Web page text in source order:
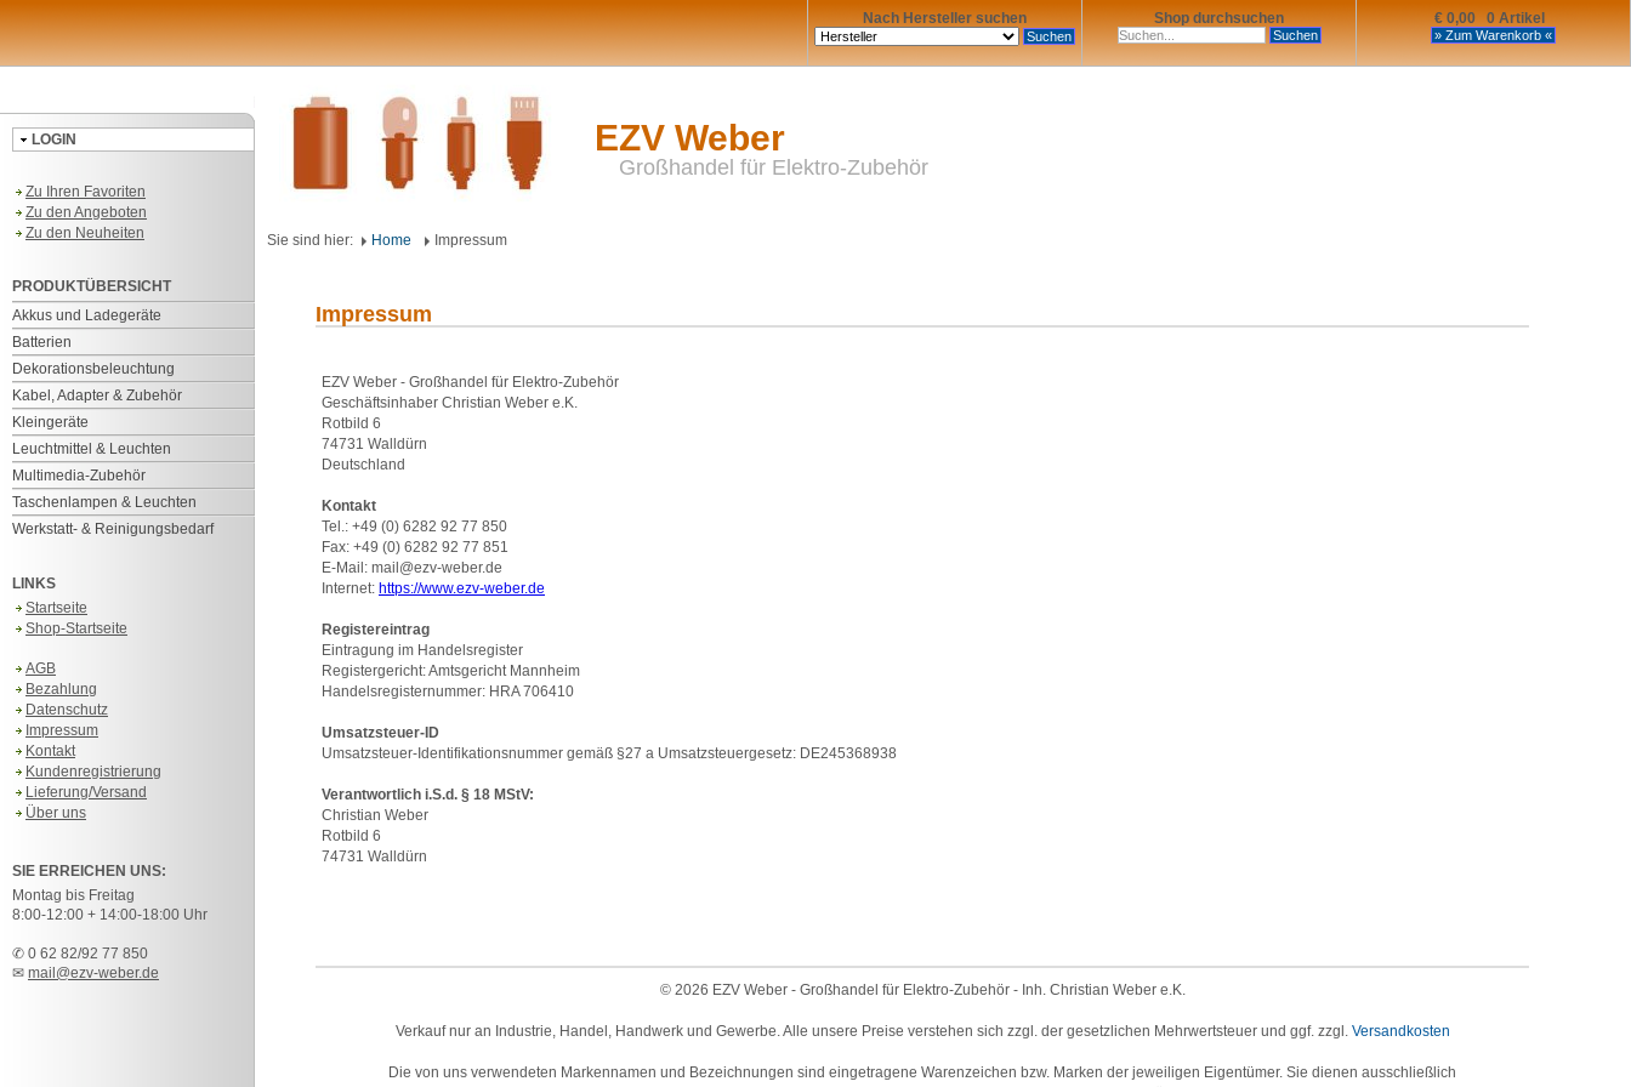
€ 0,00 0 Artikel
Shop durchsuchen
Nach Hersteller suchen
LOGIN
Zu Ihren Favoriten
Zu den Angeboten
Zu den Neuheiten
PRODUKTÜBERSICHT
Akkus und Ladegeräte
Batterien
Dekorationsbeleuchtung
Kabel, Adapter & Zubehör
Kleingeräte
Leuchtmittel & Leuchten
Multimedia-Zubehör
Taschenlampen & Leuchten
Werkstatt- & Reinigungsbedarf
LINKS
Startseite
Shop-Startseite
AGB
Bezahlung
Datenschutz
Impressum
Kontakt
Kundenregistrierung
Lieferung/Versand
Über uns
SIE ERREICHEN UNS:
Montag bis Freitag
8:00-12:00 + 14:00-18:00 Uhr
✆ 0 62 82/92 77 850
✉ mail@ezv-weber.de
EZV Weber
Großhandel für Elektro-Zubehör
Sie sind hier: Home Impressum
Impressum
EZV Weber - Großhandel für Elektro-Zubehör
Geschäftsinhaber Christian Weber e.K.
Rotbild 6
74731 Walldürn
Deutschland
Kontakt
Tel.: +49 (0) 6282 92 77 850
Fax: +49 (0) 6282 92 77 851
E-Mail: mail @ezv-weber.de
Internet: https://www.ezv-weber.de
Registereintrag
Eintragung im Handelsregister
Registergericht: Amtsgericht Mannheim
Handelsregisternummer: HRA 706410
Umsatzsteuer-ID
Umsatzsteuer-Identifikationsnummer gemäß §27 a Umsatzsteuergesetz: DE245368938
Verantwortlich i.S.d. § 18 MStV:
Christian Weber
Rotbild 6
74731 Walldürn
© 2026 EZV Weber - Großhandel für Elektro-Zubehör - Inh. Christian Weber e.K.
Verkauf nur an Industrie, Handel, Handwerk und Gewerbe. Alle unsere Preise verstehen sich zzgl. der gesetzlichen Mehrwertsteuer und ggf. zzgl. Versandkosten
Die von uns verwendeten Markennamen und Bezeichnungen sind eingetragene Warenzeichen bzw. Marken der jeweiligen Eigentümer. Sie dienen ausschließlich